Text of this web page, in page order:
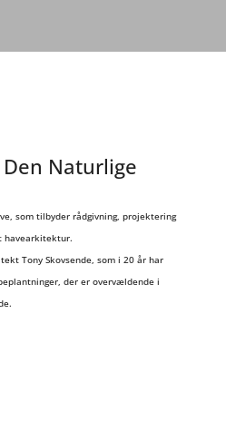
Naturlige
som tilbyder rådgivning, projektering
havearkitektur.
Tony Skovsende, som i 20 år har
der er overvældende i